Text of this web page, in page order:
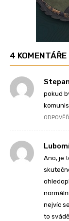
4 KOMENTÁŘE
Stepan
pokud
ODPOVĚĎ
Ano, je
nejvíc
to